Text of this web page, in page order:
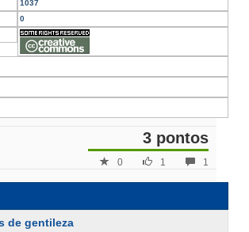
1037
0
3 pontos
1
1
0
de gentileza